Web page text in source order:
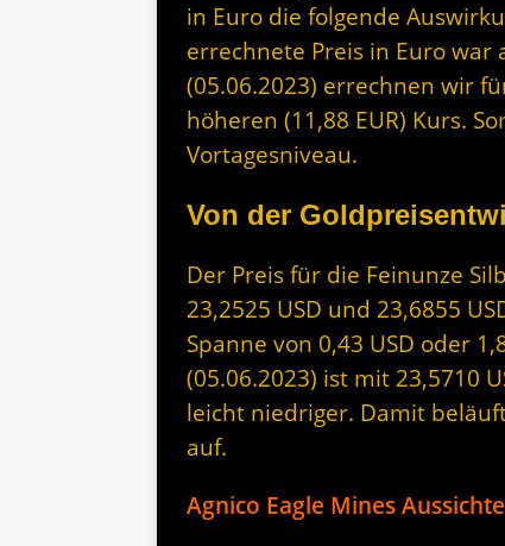
in Euro die folgende
errechnete Preis in Euro war
(05.06.2023) errechnen wir
höheren (11,88 EUR) Kurs.
Vortagesniveau.
Von der
Der Preis für die Feinunze
23,2525 USD und 23,6855
Spanne von 0,43 USD oder
(05.06.2023) ist mit 23,5710
leicht niedriger. Damit
auf.
Agnico Eagle Mines